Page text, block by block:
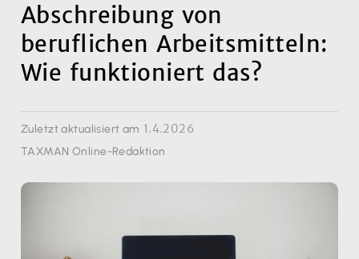
Abschreibung von
beruflichen Arbeitsmitteln:
Wie funktioniert das?
TAXMAN Online-Redaktion
Zuletzt aktualisiert am 1.4.2026